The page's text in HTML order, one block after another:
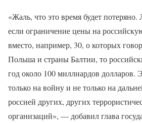
«Жаль, что это время будет потеряно.
если ограничение цены на
вместо, например, 30, о которых
Польша и страны Балтии, то
год около 100 миллиардов долларов.
только на войну и не только на
россией других, других
организаций», — добавил глава